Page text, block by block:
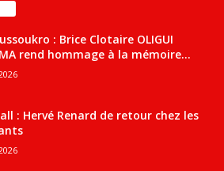
: Brice Clotaire OLIGUI
rend hommage à la mémoire...
: Hervé Renard de retour chez les